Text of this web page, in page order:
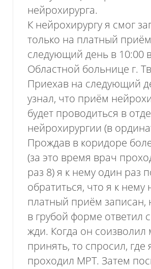
нейрохирурга.
К нейрохирургу я смог
только на платный
следующий день в 10:00
Областной больнице г.
Приехав на следующий
узнал, что приём
будет проводиться в
нейрохирургии (в
Прождав в коридоре
(за это время врач
раз 8) я к нему один раз
обратиться, что я к нему
платный приём записан,
в грубой форме ответил
жди. Когда он соизволил
принять, то спросил, где
проходил МРТ. Затем